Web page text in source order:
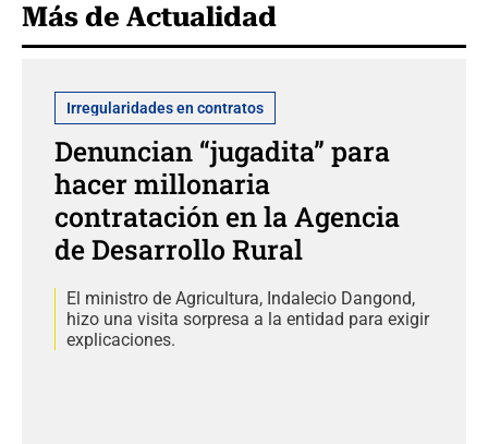
Más de Actualidad
Irregularidades en contratos
Denuncian “jugadita” para
hacer millonaria
contratación en la Agencia
de Desarrollo Rural
El ministro de Agricultura, Indalecio Dangond,
hizo una visita sorpresa a la entidad para exigir
explicaciones.